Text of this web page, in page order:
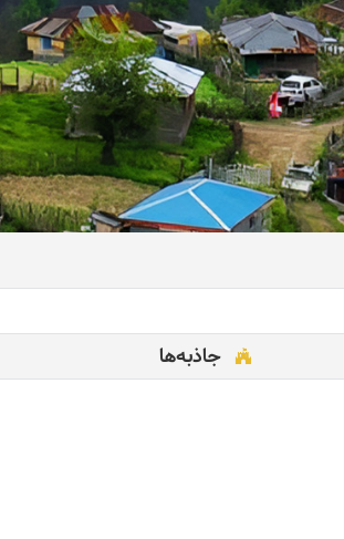
جاذبه‌ها